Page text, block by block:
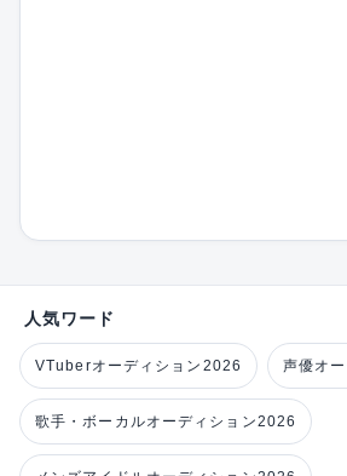
人気ワード
VTuberオーディション2026 声優オ
歌手・ボーカルオーディション2026